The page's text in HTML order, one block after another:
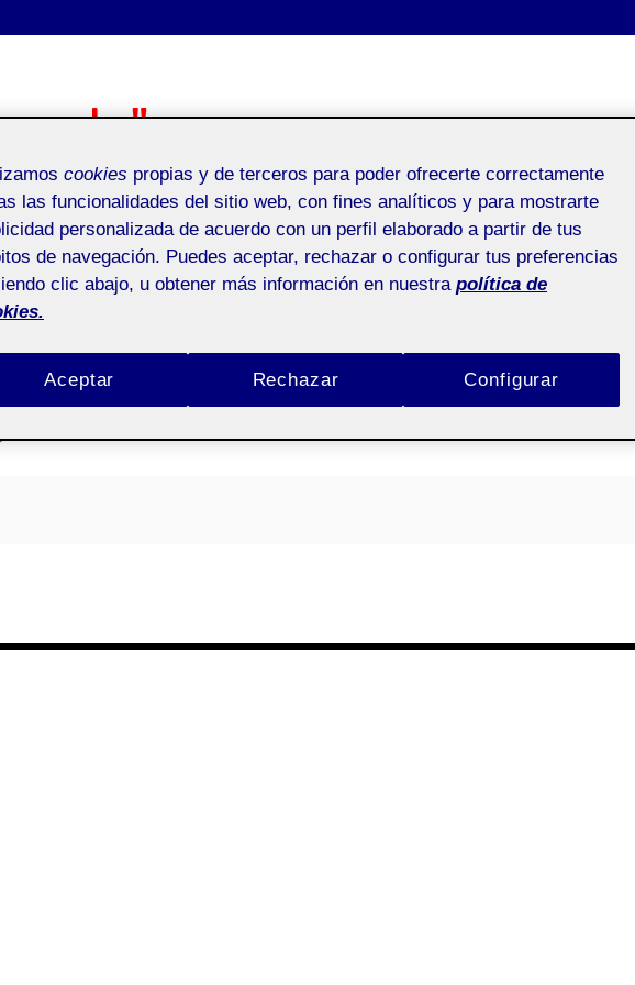
Bio
Anexos
Dosier de
cookies propias y de terceros para poder ofrecerte correctamente
las funcionalidades del sitio web, con fines analíticos y para mostrarte
personalizada de acuerdo con un perfil elaborado a partir de tus
de navegación. Puedes aceptar, rechazar o configurar tus preferencias
clic abajo, u obtener más información en nuestra política de
Rechazar
Aceptar Configurar